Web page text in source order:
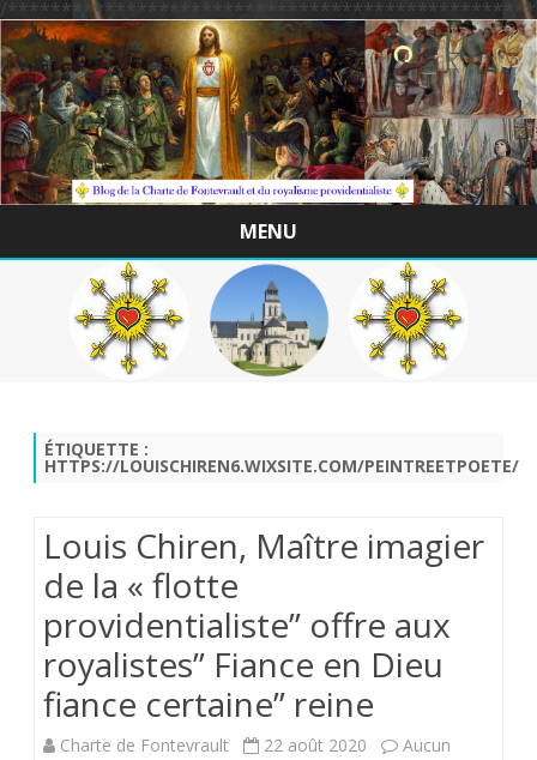
/
MENU
Skip
to
content
ÉTIQUETTE :
HTTPS://LOUISCHIREN6.WIXSITE.COM/PEINTREETPOETE/
Louis Chiren, Maître imagier
de la « flotte
providentialiste” offre aux
royalistes” Fiance en Dieu
fiance certaine” reine
Charte de Fontevrault 22 août 2020
Aucun